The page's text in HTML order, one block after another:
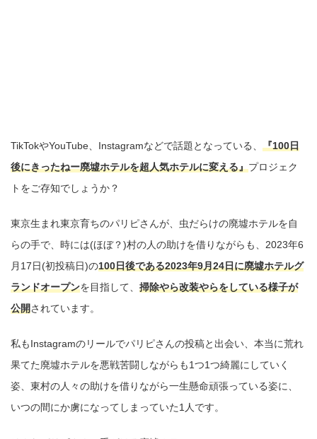
TikTokやYouTube、Instagramなどで話題となっている、 『100日
後にきったねー廃墟ホテルを超人気ホテルに変える』プロジェク
トをご存知でしょうか？
東京生まれ東京育ちのパリピさんが、虫だらけの廃墟ホテルを自
らの手で、時には(ほぼ？)村の人の助けを借りながらも、2023年6
月17日(初投稿日)の100日後である2023年9月24日に廃墟ホテルグ
ランドオープンを目指して、 掃除やら改装やらをしている様子が
公開されています。
私もInstagramのリールでパリピさんの投稿と出会い、本当に荒れ
果てた廃墟ホテルを悪戦苦闘しながらも1つ1つ綺麗にしていく
姿、東村の人々の助けを借りながら一生懸命頑張っている姿に、
いつの間にか虜になってしまっていた1人です。